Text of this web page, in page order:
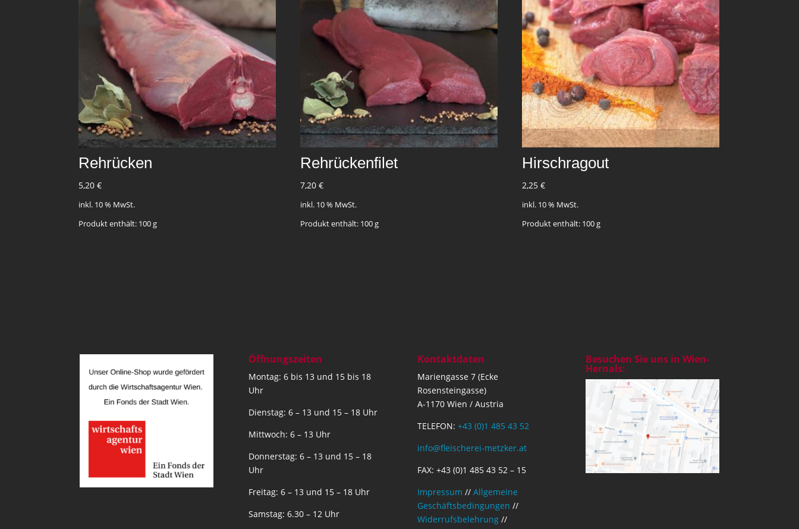
Rehrücken
5,20 €
inkl. 10 % MwSt.
Produkt enthält: 100g
Rehrückenfilet
7,20€
inkl. 10 % MwSt.
Produkt enthält: 100g
Hirschragout
2,25€
inkl. 10 % MwSt.
Produkt enthält: 100g
Öffnungszeiten
Montag: 6 bis 13 und 15 bis 18
Uhr
Dienstag: 6 – 13 und 15 – 18 Uhr
Mittwoch: 6 – 13 Uhr
Donnerstag: 6 – 13 und 15 – 18
Uhr
Freitag: 6 – 13 und 15 – 18 Uhr
Samstag: 6.30 – 12 Uhr
Kontaktdaten
Mariengasse 7 (Ecke
Rosensteingasse)
A-1170 Wien / Austria
TELEFON: +43 (0)1 485 43 52
info@fleischerei-metzker.at
FAX: +43 (0)1 485 43 52 – 15
Impressum // Allgemeine
Geschäftsbedingungen //
Widerrufsbelehrung//
Besuchen Sie uns in Wien-
Hernals: